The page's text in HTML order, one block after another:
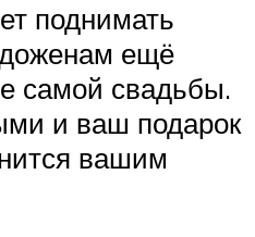
поднимать
ещё
самой свадьбы.
и ваш подарок
вашим